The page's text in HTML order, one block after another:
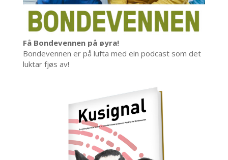
Få Bondevennen på øyra!
Bondevennen er på lufta med ein podcast som det
luktar fjøs av!